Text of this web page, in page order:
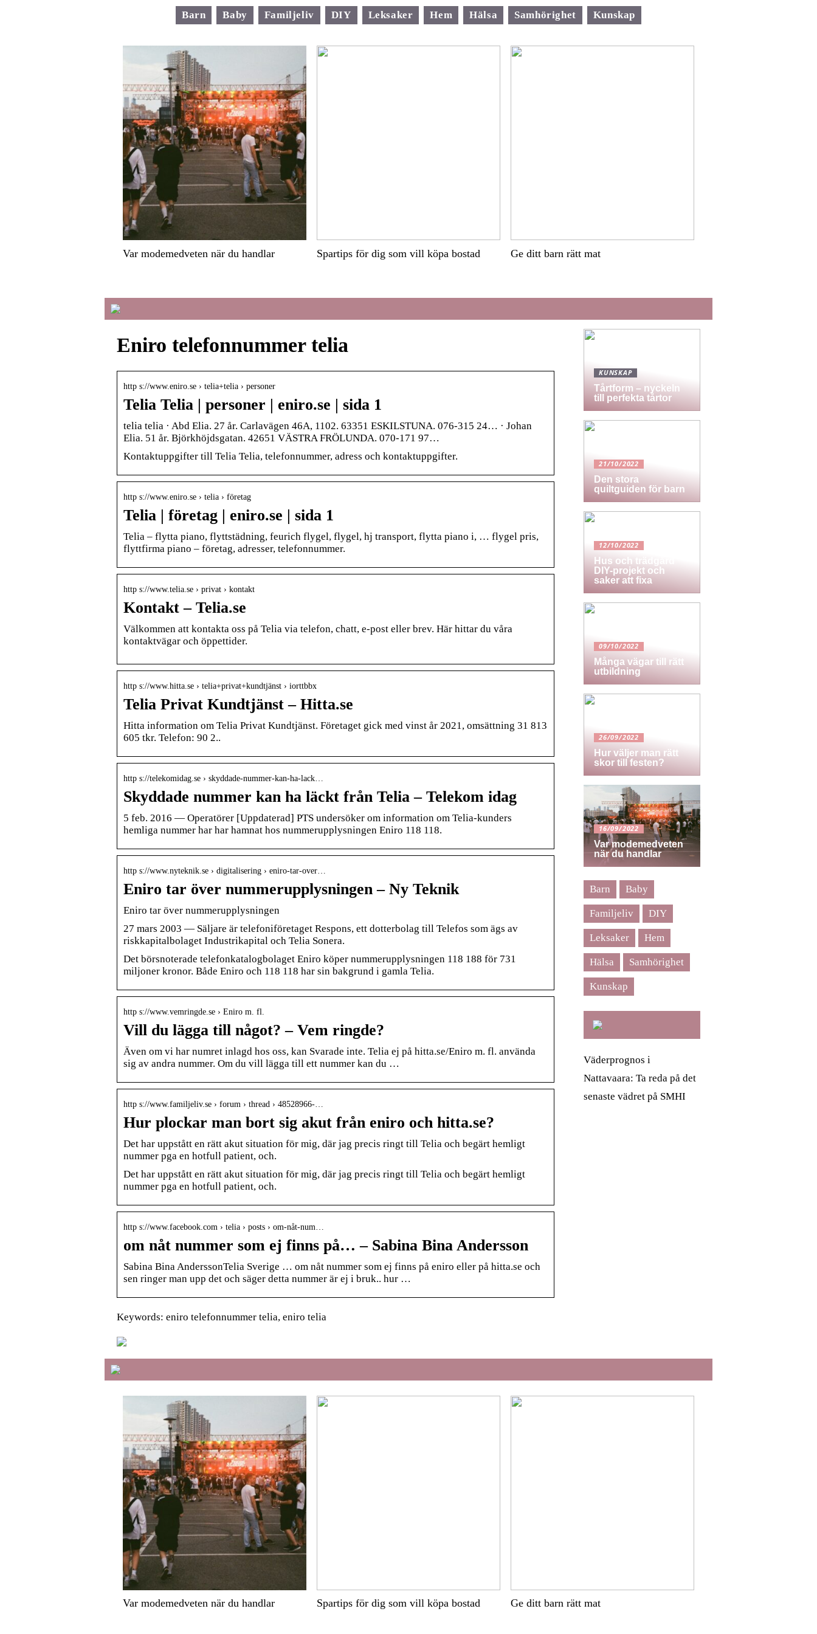
Barn Baby Familjeliv DIY Leksaker Hem Hälsa Samhörighet Kunskap
Var modemedveten när du handlar Spartips för dig som vill köpa bostad Ge ditt barn rätt mat
Eniro telefonnummer telia
http s://www.eniro.se › telia+telia › personer
Telia Telia | personer | eniro.se | sida 1
telia telia · Abd Elia. 27 år. Carlavägen 46A, 1102. 63351 ESKILSTUNA. 076-315 24… · Johan
Elia. 51 år. Björkhöjdsgatan. 42651 VÄSTRA FRÖLUNDA. 070-171 97…
Kontaktuppgifter till Telia Telia, telefonnummer, adress och kontaktuppgifter.
http s://www.eniro.se › telia › företag
Telia | företag | eniro.se | sida 1
Telia – flytta piano, flyttstädning, feurich flygel, flygel, hj transport, flytta piano i, … flygel pris,
flyttfirma piano – företag, adresser, telefonnummer.
http s://www.telia.se › privat › kontakt
Kontakt – Telia.se
Välkommen att kontakta oss på Telia via telefon, chatt, e-post eller brev. Här hittar du våra
kontaktvägar och öppettider.
http s://www.hitta.se › telia+privat+kundtjänst › iorttbbx
Telia Privat Kundtjänst – Hitta.se
Hitta information om Telia Privat Kundtjänst. Företaget gick med vinst år 2021, omsättning 31 813
605 tkr. Telefon: 90 2..
http s://telekomidag.se › skyddade-nummer-kan-ha-lack…
Skyddade nummer kan ha läckt från Telia – Telekom idag
5 feb. 2016 — Operatörer [Uppdaterad] PTS undersöker om information om Telia-kunders
hemliga nummer har har hamnat hos nummerupplysningen Eniro 118 118.
http s://www.nyteknik.se › digitalisering › eniro-tar-over…
Eniro tar över nummerupplysningen – Ny Teknik
Eniro tar över nummerupplysningen
27 mars 2003 — Säljare är telefoniföretaget Respons, ett dotterbolag till Telefos som ägs av
riskkapitalbolaget Industrikapital och Telia Sonera.
Det börsnoterade telefonkatalogbolaget Eniro köper nummerupplysningen 118 188 för 731
miljoner kronor. Både Eniro och 118 118 har sin bakgrund i gamla Telia.
http s://www.vemringde.se › Eniro m. fl.
Vill du lägga till något? – Vem ringde?
Även om vi har numret inlagd hos oss, kan Svarade inte. Telia ej på hitta.se/Eniro m. fl. använda
sig av andra nummer. Om du vill lägga till ett nummer kan du …
http s://www.familjeliv.se › forum › thread › 48528966-…
Hur plockar man bort sig akut från eniro och hitta.se?
Det har uppstått en rätt akut situation för mig, där jag precis ringt till Telia och begärt hemligt
nummer pga en hotfull patient, och.
Det har uppstått en rätt akut situation för mig, där jag precis ringt till Telia och begärt hemligt
nummer pga en hotfull patient, och.
http s://www.facebook.com › telia › posts › om-nåt-num…
om nåt nummer som ej finns på… – Sabina Bina Andersson
Sabina Bina Andersson‎Telia Sverige … om nåt nummer som ej finns på eniro eller på hitta.se och
sen ringer man upp det och säger detta nummer är ej i bruk.. hur …
Keywords: eniro telefonnummer telia, eniro telia
KUNSKAP
Tårtform – nyckeln
till perfekta tårtor
21/10/2022
Den stora
quiltguiden för barn
12/10/2022
Hus och trädgård
DIY-projekt och
saker att fixa
09/10/2022
Många vägar till rätt
utbildning
26/09/2022
Hur väljer man rätt
skor till festen?
16/09/2022
Var modemedveten
när du handlar
Barn Baby
Familjeliv DIY
Leksaker Hem
Hälsa Samhörighet
Kunskap
Väderprognos i
Nattavaara: Ta reda på det
senaste vädret på SMHI
Var modemedveten när du handlar Spartips för dig som vill köpa bostad Ge ditt barn rätt mat